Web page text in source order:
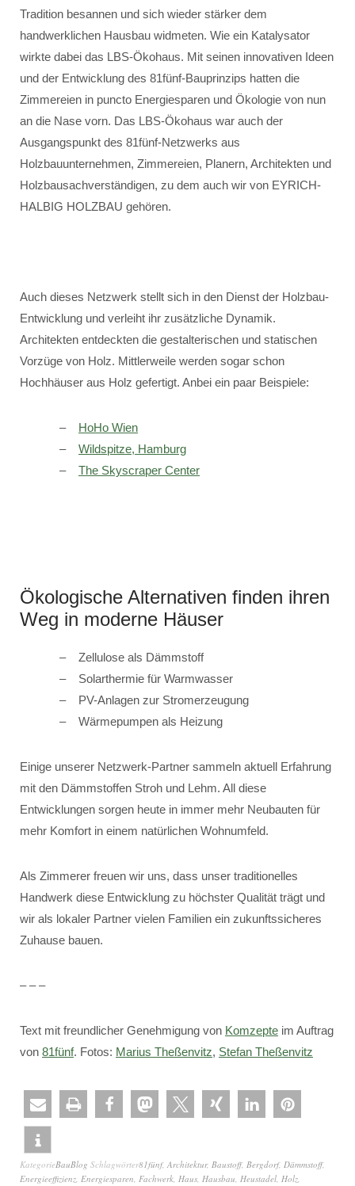
Tradition besannen und sich wieder stärker dem
handwerklichen Hausbau widmeten. Wie ein Katalysator
wirkte dabei das LBS-Ökohaus. Mit seinen innovativen Ideen
und der Entwicklung des 81fünf-Bauprinzips hatten die
Zimmereien in puncto Energiesparen und Ökologie von nun
an die Nase vorn. Das LBS-Ökohaus war auch der
Ausgangspunkt des 81fünf-Netzwerks aus
Holzbauunternehmen, Zimmereien, Planern, Architekten und
Holzbausachverständigen, zu dem auch wir von EYRICH-
HALBIG HOLZBAU gehören.
Auch dieses Netzwerk stellt sich in den Dienst der Holzbau-
Entwicklung und verleiht ihr zusätzliche Dynamik.
Architekten entdeckten die gestalterischen und statischen
Vorzüge von Holz. Mittlerweile werden sogar schon
Hochhäuser aus Holz gefertigt. Anbei ein paar Beispiele:
HoHo Wien
Wildspitze, Hamburg
The Skyscraper Center
Ökologische Alternativen finden ihren
Weg in moderne Häuser
Zellulose als Dämmstoff
Solarthermie für Warmwasser
PV-Anlagen zur Stromerzeugung
Wärmepumpen als Heizung
Einige unserer Netzwerk-Partner sammeln aktuell Erfahrung
mit den Dämmstoffen Stroh und Lehm. All diese
Entwicklungen sorgen heute in immer mehr Neubauten für
mehr Komfort in einem natürlichen Wohnumfeld.
Als Zimmerer freuen wir uns, dass unser traditionelles
Handwerk diese Entwicklung zu höchster Qualität trägt und
wir als lokaler Partner vielen Familien ein zukunftssicheres
Zuhause bauen.
– – –
Text mit freundlicher Genehmigung von Komzepte im Auftrag
von 81fünf. Fotos: Marius Theßenvitz, Stefan Theßenvitz
KategorieBauBlog Schlagwörter81fünf, Architektur, Baustoff, Bergdorf, Dämmstoff,
Energieeffizienz, Energiesparen, Fachwerk, Haus, Hausbau, Heustadel, Holz,